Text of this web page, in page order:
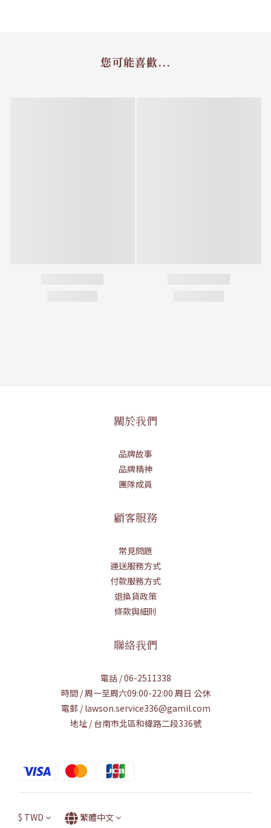
您可能喜歡...
關於我們
品牌故事
品牌精神
團隊成員
顧客服務
常見問題
運送服務方式
付款服務方式
退換貨政策
條款與細則
聯絡我們
電話 / 06-2511338
時間 / 周一至周六09:00-22:00 周日 公休
電郵 / lawson.service336@gamil.com
地址 / 台南市北區和緯路二段336號
$ TWD 繁體中文